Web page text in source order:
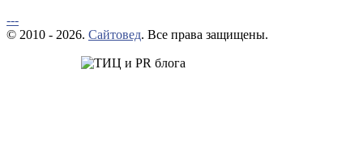
---
© 2010 - 2026. Сайтовед. Все права защищены.